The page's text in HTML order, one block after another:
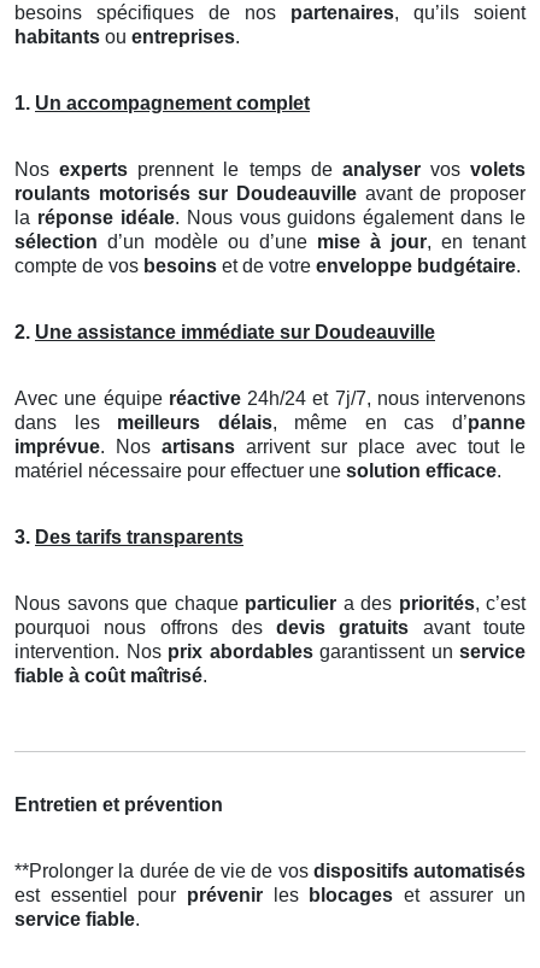
besoins spécifiques de nos partenaires, qu’ils soient
habitants ou entreprises.
1. Un accompagnement complet
Nosexperts prennent le temps de analyservos volets
roulants motorisés sur Doudeauville avant de proposer
la réponse idéale. Nous vous guidons également dans le
sélection d’un modèle ou d’une mise à jour, en tenant
compte de vos besoins et de votre enveloppe budgétaire.
2. Une assistance immédiate sur Doudeauville
Avec une équipe réactive24h/24 et 7j/7, nous intervenons
dans les meilleurs délais, même en cas d’panne
imprévue. Nos artisans arrivent sur place avec tout le
matériel nécessaire pour effectuer une solution efficace.
3. Des tarifs transparents
Nous savons que chaque particulier a des priorités, c’est
pourquoi nous offrons desdevis gratuits avant toute
intervention. Nos prix abordablesgarantissent un service
fiable à coût maîtrisé.
Entretien et prévention
**Prolonger la durée de vie de vos dispositifs automatisés
est essentiel pour prévenirles blocages et assurer un
service fiable.